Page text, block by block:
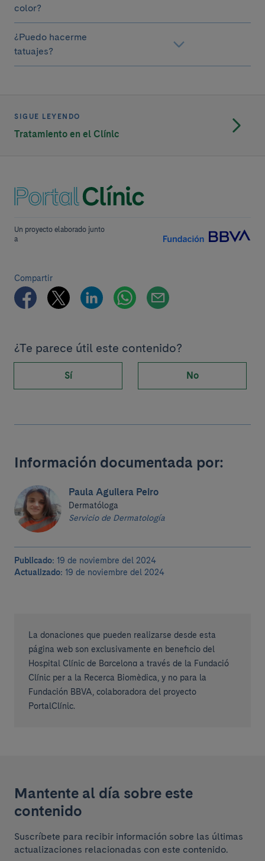
color?
¿Puedo hacerme
tatuajes?
SIGUE LEYENDO
Tratamiento en el Clínic
Un proyecto elaborado junto
a
Compartir
¿Te parece útil este contenido?
Sí No
Información documentada por:
Paula Aguilera Peiro
Dermatóloga
Servicio de Dermatología
Publicado: 19 de noviembre del 2024
Actualizado: 19 de noviembre del 2024
La donaciones que pueden realizarse desde esta
página web son exclusivamente en beneficio del
Hospital Clínic de Barcelona a través de la Fundació
Clínic per a la Recerca Biomèdica, y no para la
Fundación BBVA, colaboradora del proyecto
PortalClínic.
Mantente al día sobre este
contenido
Suscríbete para recibir información sobre las últimas
actualizaciones relacionadas con este contenido.